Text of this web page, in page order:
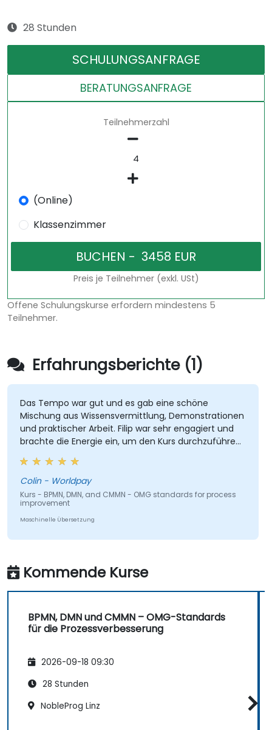
28 Stunden
SCHULUNGSANFRAGE
BERATUNGSANFRAGE
Teilnehmerzahl
(Online)
Klassenzimmer
Preis je Teilnehmer (exkl. USt)
Offene Schulungskurse erfordern mindestens 5
Teilnehmer.
Erfahrungsberichte (1)
Das Tempo war gut und es gab eine schöne
Mischung aus Wissensvermittlung, Demonstrationen
und praktischer Arbeit. Filip war sehr engagiert und
brachte die Energie ein, um den Kurs durchzuführen.
Es war auch gut, dass es viel Einzelunterricht gab, bei
dem Filip individuelle Übungen durchging.
Colin - Worldpay
Kurs - BPMN, DMN, and CMMN - OMG standards for process
improvement
Maschinelle Übersetzung
Kommende Kurse
BPMN, DMN und CMMN – OMG-Standards
für die Prozessverbesserung
2026-09-18 09:30
28 Stunden
NobleProg Linz